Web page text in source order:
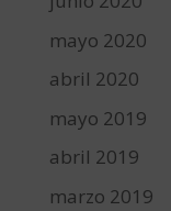
mayo 2020
abril 2020
mayo 2019
abril 2019
marzo 2019